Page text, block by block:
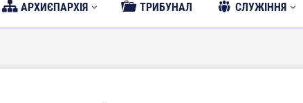
АРХИЄПАРХІЯ ТРИБУНАЛ CЛУЖІННЯ